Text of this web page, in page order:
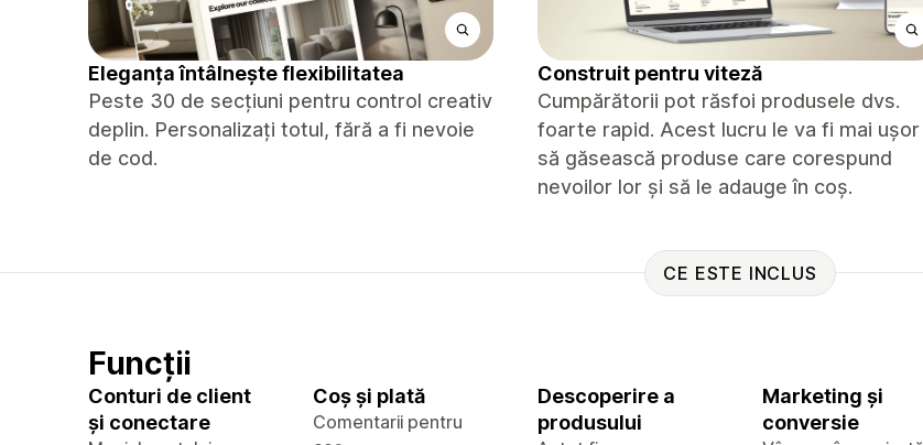
Eleganța întâlnește flexibilitatea
Peste 30 de secțiuni pentru control creativ
deplin. Personalizați totul, fără a fi nevoie
de cod.
Construit pentru viteză
Cumpărătorii pot răsfoi produsele dvs.
foarte rapid. Acest lucru le va fi mai ușor
să găsească produse care corespund
nevoilor lor și să le adauge în coș.
CE ESTE INCLUS
Funcții
Conturi de client
și conectare
Coș și plată
Comentarii pentru
Descoperire a
produsului
Marketing și
conversie